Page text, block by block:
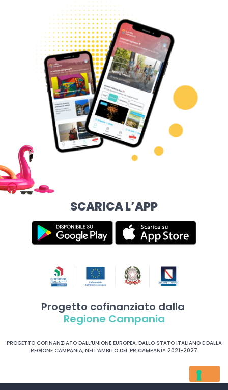
SCARICA L’APP
Progetto cofinanziato dalla
Regione Campania
PROGETTO COFINANZIATO DALL’UNIONE EUROPEA, DALLO STATO ITALIANO E DALLA
REGIONE CAMPANIA, NELL’AMBITO DEL PR CAMPANIA 2021-2027